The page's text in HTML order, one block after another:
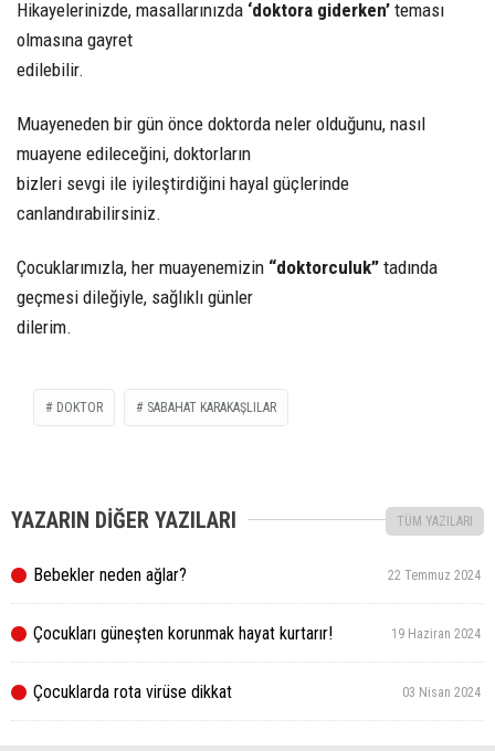
Hikayelerinizde, masallarınızda ‘doktora giderken’ teması
olmasına gayret
edilebilir.
Muayeneden bir gün önce doktorda neler olduğunu, nasıl
muayene edileceğini, doktorların
bizleri sevgi ile iyileştirdiğini hayal güçlerinde
canlandırabilirsiniz.
Çocuklarımızla, her muayenemizin “doktorculuk” tadında
geçmesi dileğiyle, sağlıklı günler
dilerim.
DOKTOR SABAHAT KARAKAŞLILAR
YAZARIN DİĞER YAZILARI TÜM YAZILARI
Bebekler neden ağlar? 22 Temmuz 2024
Çocukları güneşten korunmak hayat kurtarır! 19 Haziran 2024
Çocuklarda rota virüse dikkat 03 Nisan 2024